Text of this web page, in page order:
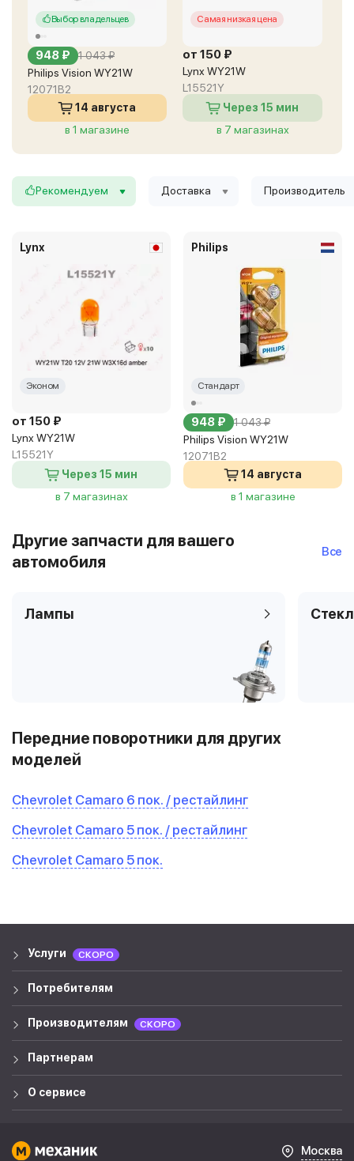
Выбор владельцев
948 ₽ 1 043 ₽
Philips Vision WY21W
12071B2
14 августа
в 1 магазине
Самая низкая цена
от 150 ₽
Lynx WY21W
L15521Y
Через 15 мин
в 7 магазинах
Рекомендуем Доставка Производитель
Lynx
Эконом
от 150 ₽
Lynx WY21W
L15521Y
Через 15 мин
в 7 магазинах
Philips
Стандарт
948 ₽ 1 043 ₽
Philips Vision WY21W
12071B2
14 августа
в 1 магазине
Другие запчасти для вашего
автомобиля
Все
Лампы
Передние поворотники для других
моделей
Chevrolet Camaro 6 пок. / рестайлинг
Chevrolet Camaro 5 пок. / рестайлинг
Chevrolet Camaro 5 пок.
Услуги СКОРО
Потребителям
Производителям СКОРО
Партнерам
О сервисе
Москва